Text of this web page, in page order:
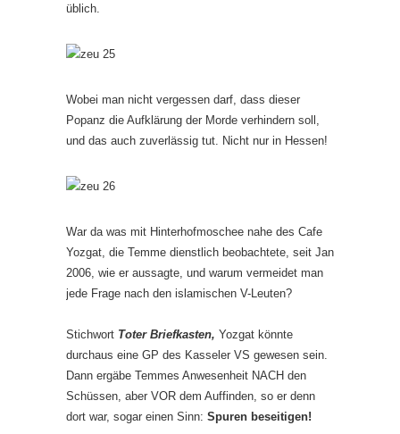
üblich.
Wobei man nicht vergessen darf, dass dieser
Popanz die Aufklärung der Morde verhindern soll,
und das auch zuverlässig tut. Nicht nur in Hessen!
War da was mit Hinterhofmoschee nahe des Cafe
Yozgat, die Temme dienstlich beobachtete, seit Jan
2006, wie er aussagte, und warum vermeidet man
jede Frage nach den islamischen V-Leuten?
Stichwort Toter Briefkasten, Yozgat könnte
durchaus eine GP des Kasseler VS gewesen sein.
Dann ergäbe Temmes Anwesenheit NACH den
Schüssen, aber VOR dem Auffinden, so er denn
dort war, sogar einen Sinn: Spuren beseitigen!